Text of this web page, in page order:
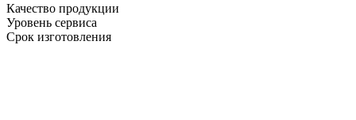
Качество продукции
Уровень сервиса
Срок изготовления